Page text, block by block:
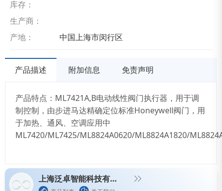
库存：
生产商：
产地：
中国上海市闵行区
产品描述 附加信息 免责声明
产品特点：ML7421A,B电动线性阀门执行器，用于调
制控制，由步进马达精确定位标准Honeywell阀门，用
于加热、通风、空调应用中
ML7420/ML7425/ML8824A0620/ML8824A1820/
上海泛卓智能科技有限公司